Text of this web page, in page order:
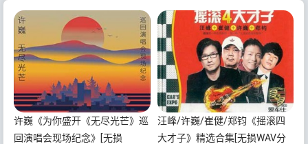
许巍《为你盛开《无尽光芒》巡
回演唱会现场纪念》[无损
汪峰/许巍/崔健/郑钧《摇滚四
大才子》精选合集[无损WAV分